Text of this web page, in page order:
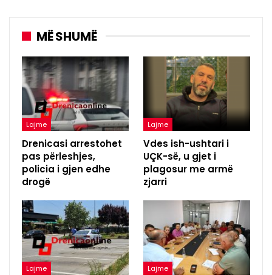
MË SHUMË
Lajme
Drenicasi arrestohet
pas përleshjes,
policia i gjen edhe
drogë
Lajme
Vdes ish-ushtari i
UÇK-së, u gjet i
plagosur me armë
zjarri
Lajme Lajme